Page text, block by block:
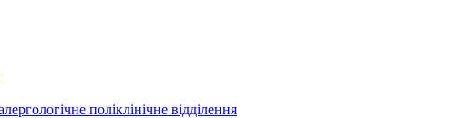
поліклінічне відділення